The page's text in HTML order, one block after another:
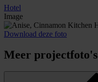
Hotel
Image
Download deze foto
Meer projectfoto's